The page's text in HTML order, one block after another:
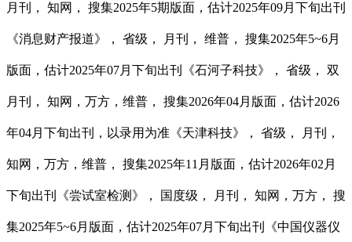
月刊， 知网， 搜集2025年5期版面，估计2025年09月下旬出刊
《消息财产报道》， 省级， 月刊， 维普， 搜集2025年5~6月
版面，估计2025年07月下旬出刊《石河子科技》， 省级， 双
月刊， 知网，万方，维普， 搜集2026年04月版面，估计2026
年04月下旬出刊，以录用为准《天津科技》， 省级， 月刊，
知网，万方，维普， 搜集2025年11月版面，估计2026年02月
下旬出刊《尝试室检测》， 国度级， 月刊， 知网，万方， 搜
集2025年5~6月版面，估计2025年07月下旬出刊《中国仪器仪